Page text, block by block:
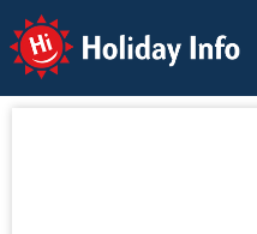
Holiday Info